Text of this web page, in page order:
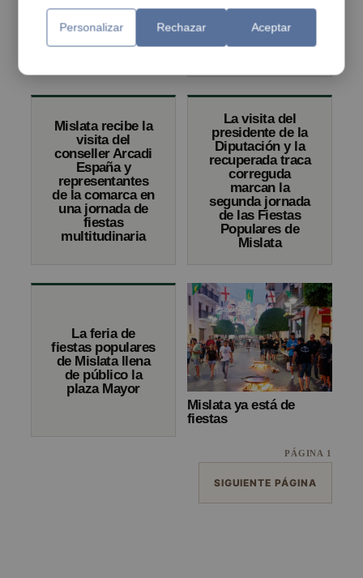
Las fiestas de Mislata
arrancan con éxito de
participación y
responsabilidad
la última jornada
Mislata recibe la
visita del
conseller Arcadi
España y
representantes
de la comarca en
una jornada de
fiestas
multitudinaria
La visita del
presidente de la
Diputación y la
recuperada traca
correguda
marcan la
segunda jornada
de las Fiestas
Populares de
Mislata
La feria de
fiestas populares
de Mislata llena
de público la
plaza Mayor
Mislata ya está de
fiestas
PÁGINA 1
SIGUIENTE PÁGINA
Personalizar Rechazar Aceptar